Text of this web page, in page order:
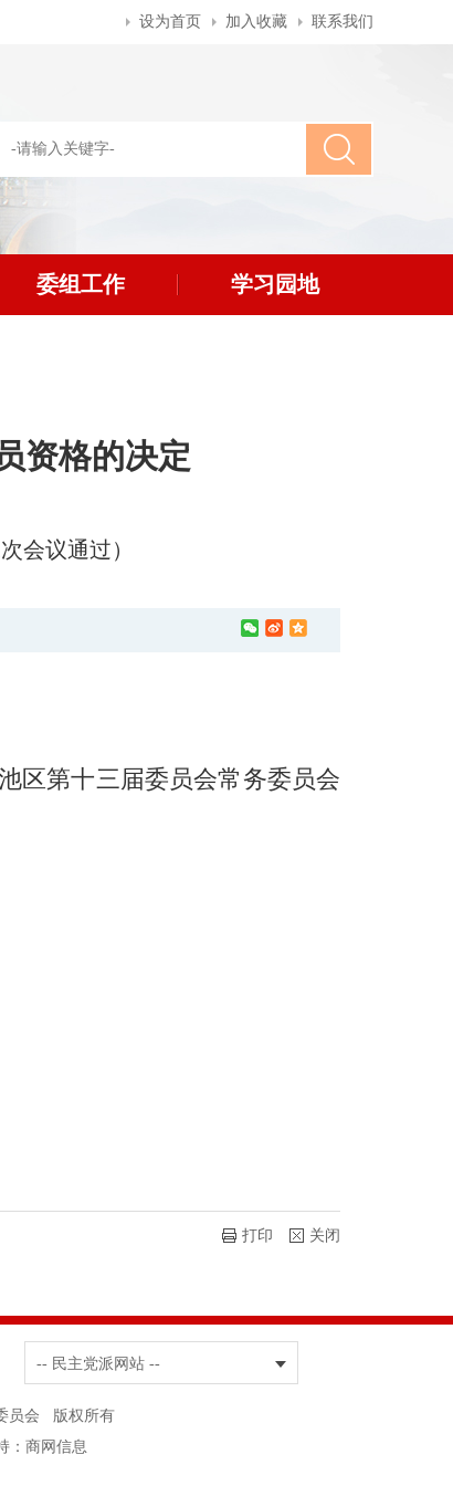
设为首页 加入收藏 联系我们
委组工作 学习园地
资格的决定
会议通过）
区第十三届委员会常务委员会
打印 关闭
-- 民主党派网站 --
员会 版权所有
： 商网信息